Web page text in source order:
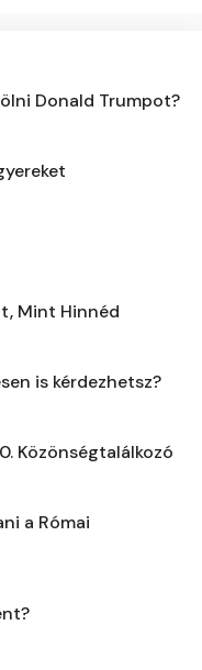
Donald Trumpot?
Mint Hinnéd
is kérdezhetsz?
Közönségtalálkozó
a Római